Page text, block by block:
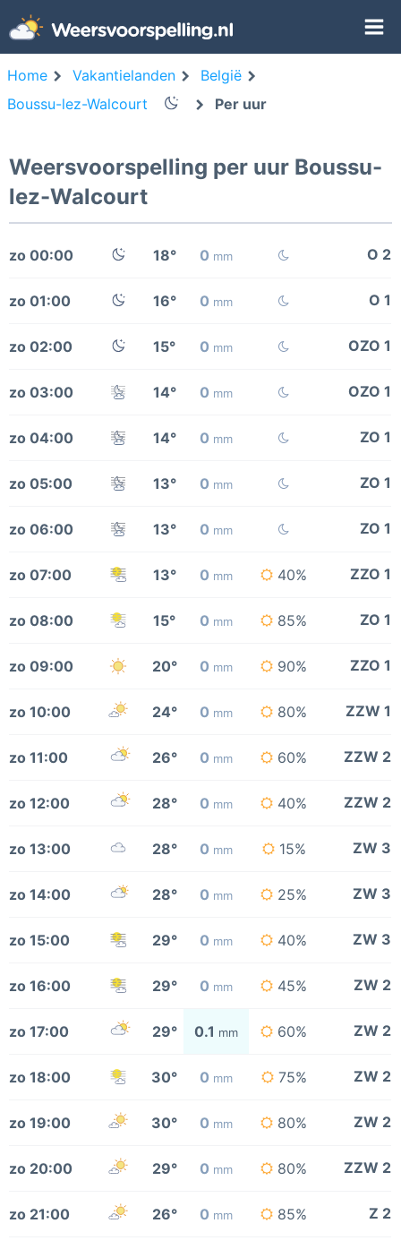
Home Vakantielanden
België
Boussu-lez-Walcourt
Per uur
Weersvoorspelling per uur Boussu-
lez-Walcourt
zo 00:00 18° 0 mm O 2
zo 01:00 16° 0 mm O 1
zo 02:00 15° 0 mm OZO 1
zo 03:00 14° 0 mm OZO 1
zo 04:00 14° 0 mm ZO 1
zo 05:00 13° 0 mm ZO 1
zo 06:00 13° 0 mm ZO 1
zo 07:00 13° 0 mm 40% ZZO 1
zo 08:00 15° 0 mm 85% ZO 1
zo 09:00 20° 0 mm 90% ZZO 1
zo 10:00 24° 0 mm 80% ZZW 1
zo 11:00 26° 0 mm 60% ZZW 2
zo 12:00 28° 0 mm 40% ZZW 2
zo 13:00 28° 0 mm 15% ZW 3
zo 14:00 28° 0 mm 25% ZW 3
zo 15:00 29° 0 mm 40% ZW 3
zo 16:00 29° 0 mm 45% ZW 2
zo 17:00 29° 0.1 mm 60% ZW 2
zo 18:00 30° 0 mm 75% ZW 2
zo 19:00 30° 0 mm 80% ZW 2
zo 20:00 29° 0 mm 80% ZZW 2
zo 21:00 26° 0 mm 85% Z 2